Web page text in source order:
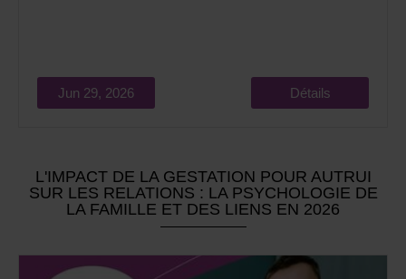
Jun 29, 2026 Détails
L'IMPACT DE LA GESTATION POUR AUTRUI
SUR LES RELATIONS : LA PSYCHOLOGIE DE
LA FAMILLE ET DES LIENS EN 2026